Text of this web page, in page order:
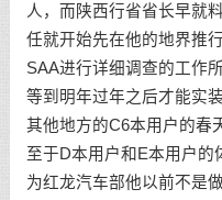
人，而陕西行省省长早就
任就开始先在他的地界推
SAA进行详细调查的工作
等到明年过年之后才能实
其他地方的C6本用户的春
至于D本用户和E本用户的
为红龙汽车部他以前不是